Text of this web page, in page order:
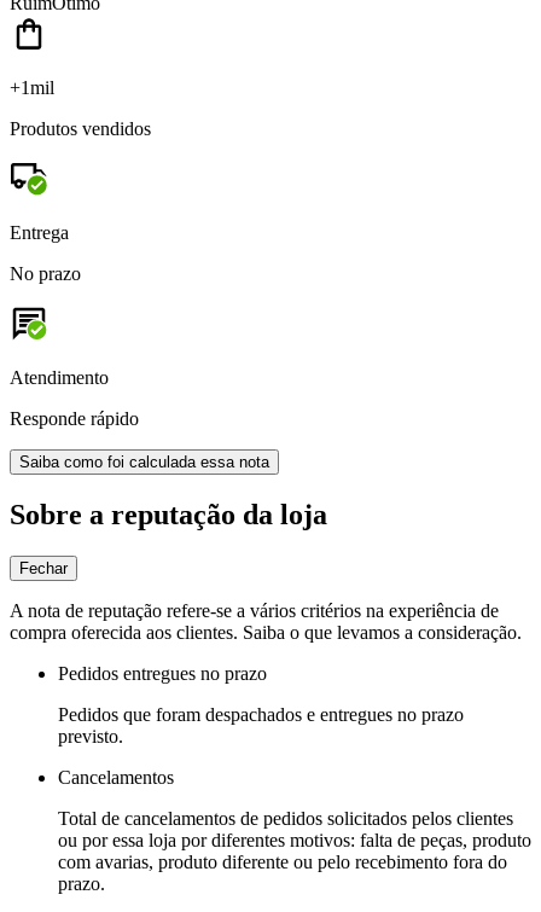
+1mil
Produtos vendidos
Entrega
No prazo
Atendimento
Responde rápido
Saiba como foi calculada essa nota
Sobre a reputação da loja
Fechar
A nota de reputação refere-se a vários critérios na experiência de
compra oferecida aos clientes. Saiba o que levamos a consideração.
Pedidos entregues no prazo
Pedidos que foram despachados e entregues no prazo
previsto.
Cancelamentos
Total de cancelamentos de pedidos solicitados pelos clientes
ou por essa loja por diferentes motivos: falta de peças, produto
com avarias, produto diferente ou pelo recebimento fora do
prazo.